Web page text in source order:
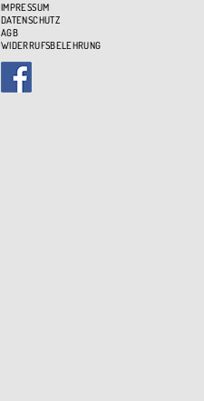
IMPRESSUM
DATENSCHUTZ
AGB
WIDERRUFSBELEHRUNG